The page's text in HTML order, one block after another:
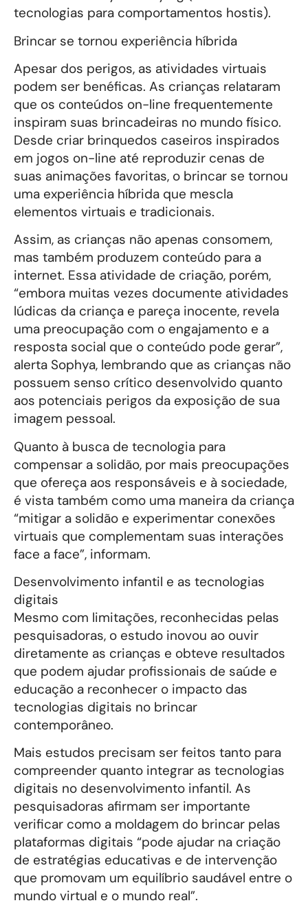
tecnologias para comportamentos hostis).
Brincar se tornou experiência híbrida
Apesar dos perigos, as atividades virtuais
podem ser benéficas. As crianças relataram
que os conteúdos on-line frequentemente
inspiram suas brincadeiras no mundo físico.
Desde criar brinquedos caseiros inspirados
em jogos on-line até reproduzir cenas de
suas animações favoritas, o brincar se tornou
uma experiência híbrida que mescla
elementos virtuais e tradicionais.
Assim, as crianças não apenas consomem,
mas também produzem conteúdo para a
internet. Essa atividade de criação, porém,
“embora muitas vezes documente atividades
lúdicas da criança e pareça inocente, revela
uma preocupação com o engajamento e a
resposta social que o conteúdo pode gerar”,
alerta Sophya, lembrando que as crianças não
possuem senso crítico desenvolvido quanto
aos potenciais perigos da exposição de sua
imagem pessoal.
Quanto à busca de tecnologia para
compensar a solidão, por mais preocupações
que ofereça aos responsáveis e à sociedade,
é vista também como uma maneira da criança
“mitigar a solidão e experimentar conexões
virtuais que complementam suas interações
face a face”, informam.
Desenvolvimento infantil e as tecnologias
digitais
Mesmo com limitações, reconhecidas pelas
pesquisadoras, o estudo inovou ao ouvir
diretamente as crianças e obteve resultados
que podem ajudar profissionais de saúde e
educação a reconhecer o impacto das
tecnologias digitais no brincar
contemporâneo.
Mais estudos precisam ser feitos tanto para
compreender quanto integrar as tecnologias
digitais no desenvolvimento infantil. As
pesquisadoras afirmam ser importante
verificar como a moldagem do brincar pelas
plataformas digitais “pode ajudar na criação
de estratégias educativas e de intervenção
que promovam um equilíbrio saudável entre o
mundo virtual e o mundo real”.